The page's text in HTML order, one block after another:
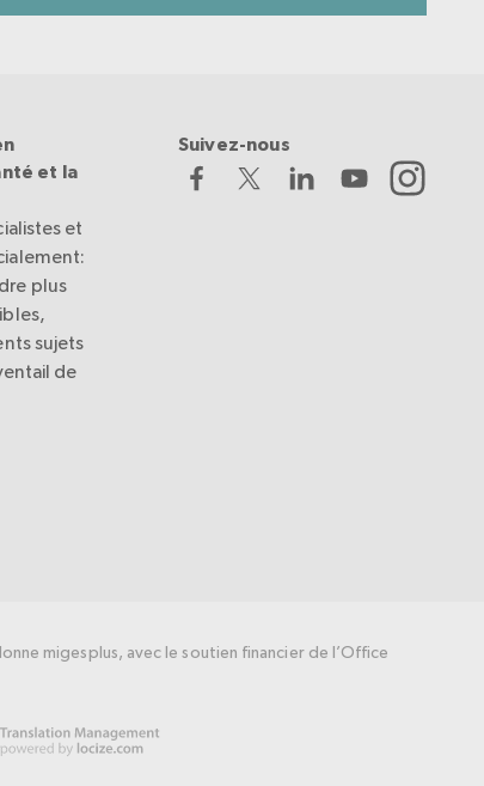
et la
et
plus
sujets
de
Suivez-nous
migesplus, avec le soutien financier de l’Office